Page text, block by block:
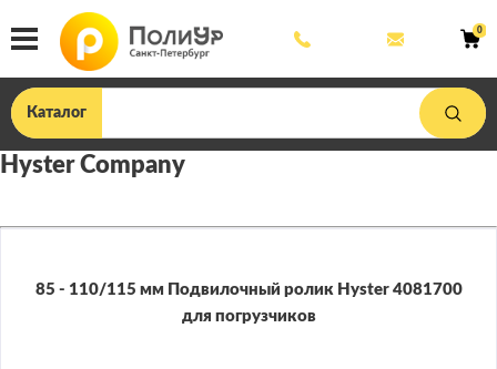
33
0
Каталог
Hyster Company
85 - 110/115 мм Подвилочный ролик Hyster 4081700
для погрузчиков